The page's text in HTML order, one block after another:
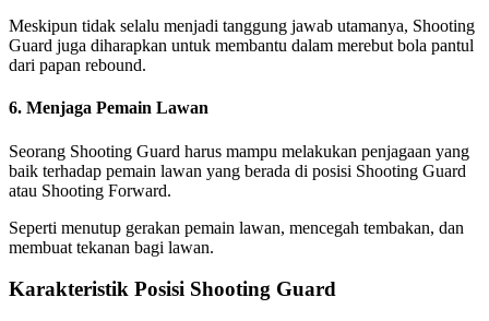
Meskipun tidak selalu menjadi tanggung jawab utamanya, Shooting
Guard juga diharapkan untuk membantu dalam merebut bola pantul
dari papan rebound.
6. Menjaga Pemain Lawan
Seorang Shooting Guard harus mampu melakukan penjagaan yang
baik terhadap pemain lawan yang berada di posisi Shooting Guard
atau Shooting Forward.
Seperti menutup gerakan pemain lawan, mencegah tembakan, dan
membuat tekanan bagi lawan.
Karakteristik Posisi Shooting Guard